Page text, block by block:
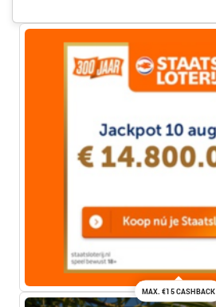
MAX. €15 CASHBACK